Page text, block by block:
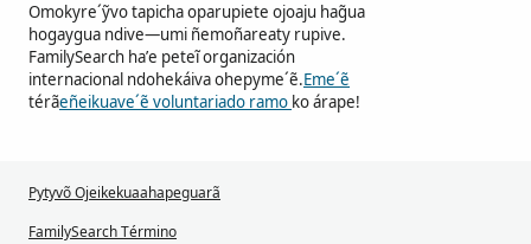
Omokyre´ỹvo tapicha oparupiete ojoaju hag̃ua
hogaygua ndive—umi ñemoñareaty rupive.
FamilySearch ha’e peteĩ organización
internacional ndohekáiva ohepyme´ẽ.Eme´ẽ
térãeñeikuave´ẽ voluntariado ramo ko árape!
Pytyvõ Ojeikekuaahapeguarã
FamilySearch Término